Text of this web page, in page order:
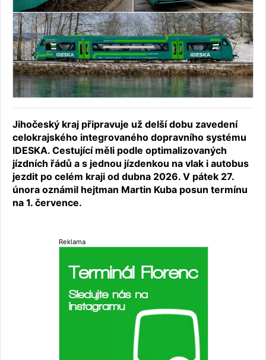
Jihočeský kraj připravuje už delší dobu zavedení
celokrajského integrovaného dopravního systému
IDESKA. Cestující měli podle optimalizovaných
jízdních řádů a s jednou jízdenkou na vlak i autobus
jezdit po celém kraji od dubna 2026. V pátek 27.
února oznámil hejtman Martin Kuba posun termínu
na 1. července.
Reklama